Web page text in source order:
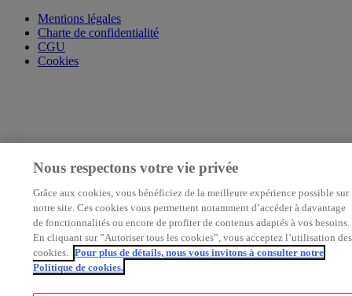
Mentions légales
Charte de confidentialité
CGU
Cookies
Nous respectons votre vie privée
Grâce aux cookies, vous bénéficiez de la meilleure expérience possible sur
notre site. Ces cookies vous permettent notamment d’accéder à davantage
de fonctionnalités ou encore de profiter de contenus adaptés à vos besoins.
En cliquant sur ”Autoriser tous les cookies”, vous acceptez l’utilisation des
cookies. Pour plus de détails, nous vous invitons à consulter notre
Politique de cookies.